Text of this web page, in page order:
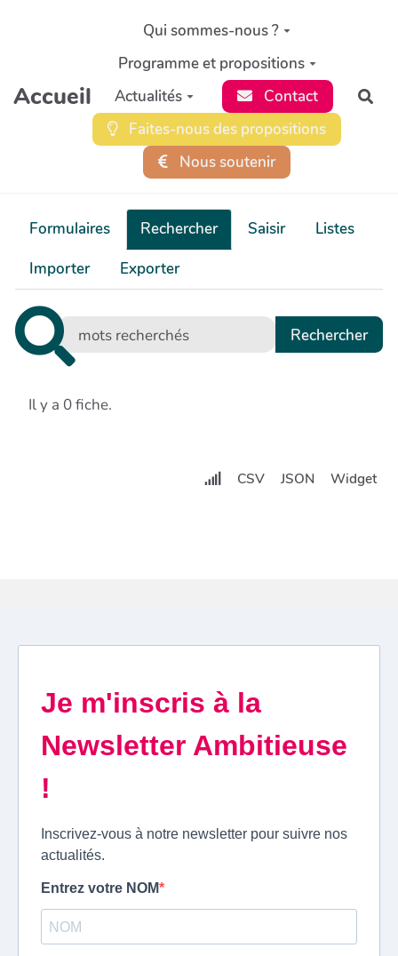
Aller au contenu principal
Accueil
Qui sommes-nous ?
Programme et propositions
Actualités
Contact
Faites-nous des propositions
Nous soutenir
Formulaires Rechercher Saisir
Listes
Importer
Exporter
Il y a 0 fiche.
CSV JSON Widget